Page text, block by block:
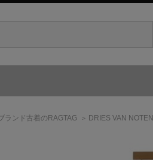
ブランド古着のRAGTAG DRIES VAN NOTEN